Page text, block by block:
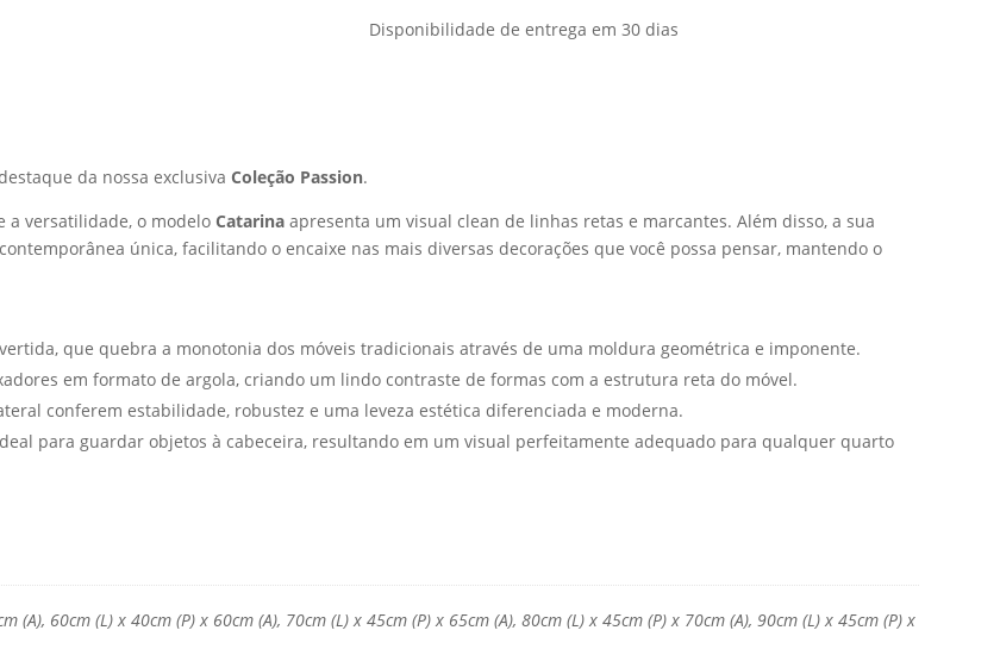
quantidade
Disponibilidade de entrega em 30 dias
da nossa exclusiva Coleção Passion.
a versatilidade, o modelo Catarina apresenta um visual clean de linhas retas e marcantes. Além disso, a sua
única, facilitando o encaixe nas mais diversas decorações que você possa pensar, mantendo o
que quebra a monotonia dos móveis tradicionais através de uma moldura geométrica e imponente.
em formato de argola, criando um lindo contraste de formas com a estrutura reta do móvel.
conferem estabilidade, robustez e uma leveza estética diferenciada e moderna.
para guardar objetos à cabeceira, resultando em um visual perfeitamente adequado para qualquer quarto
(A), 60cm (L) x 40cm (P) x 60cm (A), 70cm (L) x 45cm (P) x 65cm (A), 80cm (L) x 45cm (P) x 70cm (A), 90cm (L) x 45cm (P) x